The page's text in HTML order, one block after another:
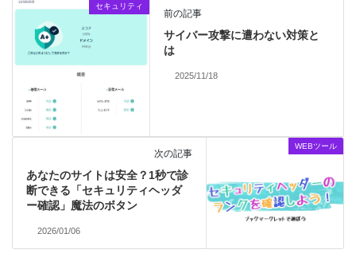
セキュリティ
前の記事
サイバー攻撃に遭わない対策と
は
2025/11/18
WEBツール
次の記事
あなたのサイトは安全？1秒で診
断できる「セキュリティヘッダ
ー確認」魔法のボタン
2026/01/06